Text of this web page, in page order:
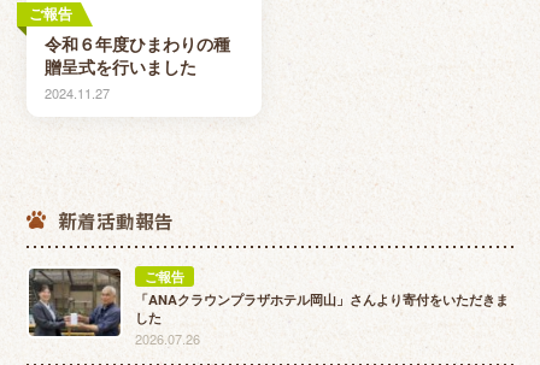
ご報告
令和６年度ひまわりの種
贈呈式を行いました
2024.11.27
新着活動報告
ご報告
「ANAクラウンプラザホテル岡山」さんより寄付をいただきま
した
2026.07.26